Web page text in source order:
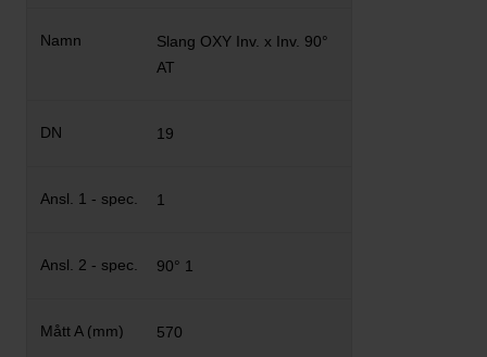
Slang OXY Inv. x Inv. 90°
AT
19
1
90° 1
570